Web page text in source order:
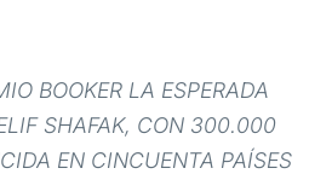
BOOKER LA ESPERADA
SHAFAK, CON 300.000
EN CINCUENTA PAÍSES